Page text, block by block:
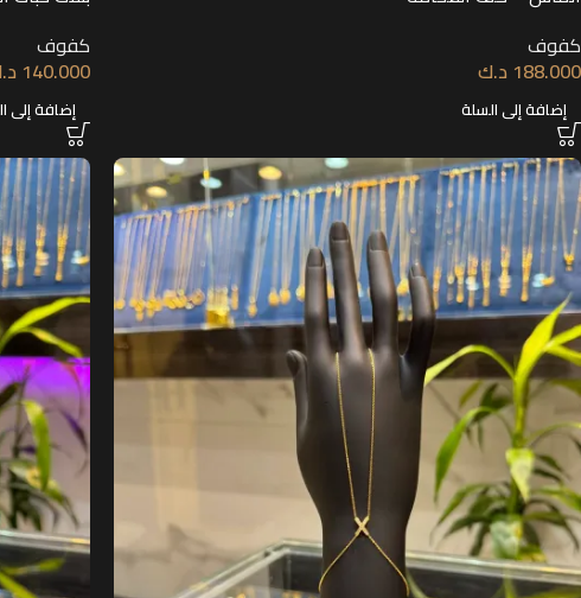
كفوف
188.000 د.ك
إضافة إلى السلة
كفوف
140.000
إضافة إلى